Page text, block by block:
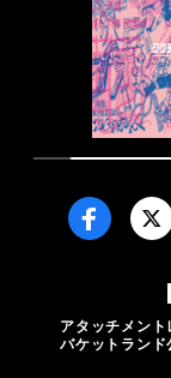
アタッチメント
バケットランド